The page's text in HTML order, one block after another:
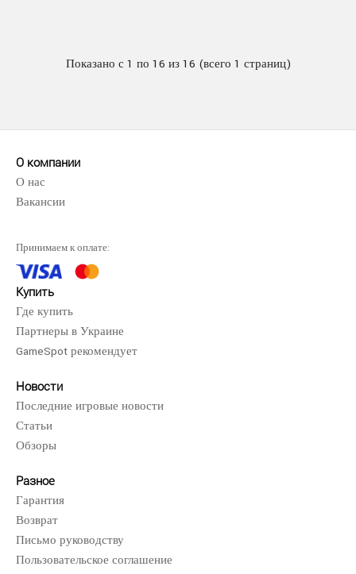
Command and Conquer Red Alert 3 Ultimate Edition для
Показано с 1 по 16 из 16 (всего 1 страниц)
О компании
О нас
Вакансии
Принимаем к оплате:
Купить
Где купить
Партнеры в Украине
GameSpot рекомендует
Новости
Последние игровые новости
Статьи
Обзоры
Разное
Гарантия
Возврат
Письмо руководству
Пользовательское соглашение